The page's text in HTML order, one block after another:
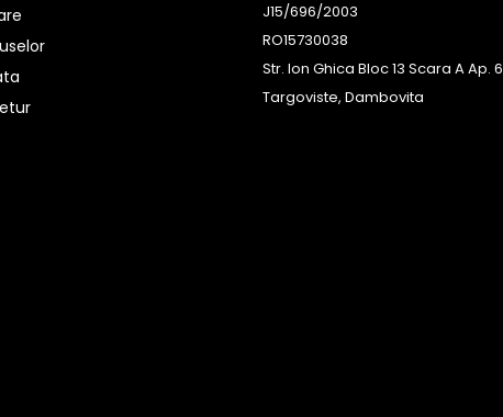
J15/696/2003
RO15730038
Str. Ion Ghica Bloc 13 Scara A Ap. 6
Targoviste, Dambovita